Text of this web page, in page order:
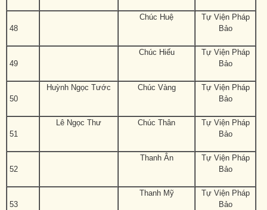
48
Chúc Huệ
Tự Viện Pháp
Bảo
49
Chúc Hiếu
Tự Viện Pháp
Bảo
50
Huỳnh Ngọc Tước Chúc Vàng
Tự Viện Pháp
Bảo
51
Lê Ngọc Thư Chúc Thân
Tự Viện Pháp
Bảo
52
Thanh Ân
Tự Viện Pháp
Bảo
53
Thanh Mỹ
Tự Viện Pháp
Bảo